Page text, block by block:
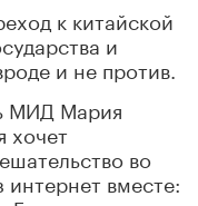
к китайской
и
и не против.
МИД Мария
хочет
во
интернет вместе: